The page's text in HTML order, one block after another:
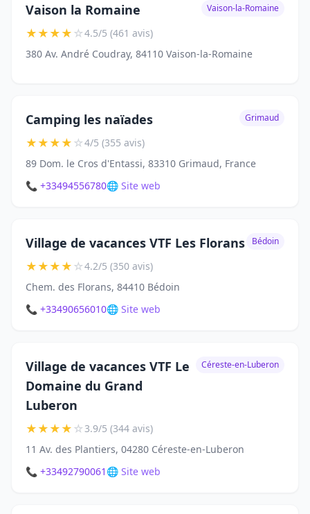
Vaison la Romaine Vaison-la-Romaine
★★★★☆4.5/5 (461 avis)
380 Av. André Coudray, 84110 Vaison-la-Romaine
Camping les naïades Grimaud
★★★★☆4/5 (355 avis)
89 Dom. le Cros d'Entassi, 83310 Grimaud, France
📞 +33494556780🌐 Site web
Village de vacances VTF Les Florans Bédoin
★★★★☆4.2/5 (350 avis)
Chem. des Florans, 84410 Bédoin
📞 +33490656010🌐 Site web
Village de vacances VTF Le
Domaine du Grand
Luberon
Céreste-en-Luberon
★★★★☆3.9/5 (344 avis)
11 Av. des Plantiers, 04280 Céreste-en-Luberon
📞 +33492790061 🌐 Site web